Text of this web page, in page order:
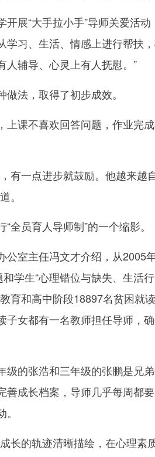
展“大手拉小手”导师关爱活动
习、生活、情感上进行帮扶
人辅导、心灵上有人抚慰。”
法，取得了初步成效。
课不喜欢回答问题，作业完
一点进步就鼓励。他越来越
。
员育人导师制”的一个缩影。
室主任冯文才介绍，从2005
学生“心理错位与缺失、生活
育和高中阶段18897名贫困就
女都有一名教师担任导师，
的张浩和三年级的张鹏是兄
善成长档案，导师几乎每周都
的轨迹清晰描绘，在心理素